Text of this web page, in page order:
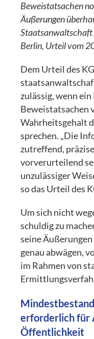
Beweistatsachen
Äußerungen
Staatsanwaltschaft
Berlin, Urteil vom
Dem Urteil des
zulässig, wenn
Beweistatsachen
Wahrheitsgehalt
sprechen. „Die
zutreffend,
vorverurteilend
unzulässiger
so das Urteil des
Um sich nicht
schuldig zu
seine
genau abwägen,
im Rahmen von
erforderlich für
Öffentlichkeit